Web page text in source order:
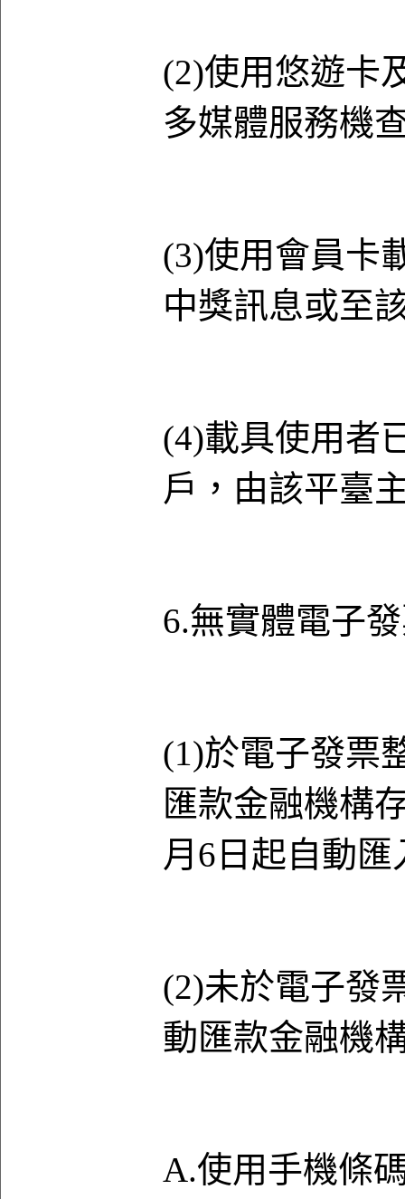
(2)使用悠遊卡
多媒體服務機
(3)使用會員卡
中獎訊息或至
(4)載具使用者
戶，由該平臺
6.無實體電子
(1)於電子發票
匯款金融機構
月6日起自動
(2)未於電子發
動匯款金融機
A.使用手機條